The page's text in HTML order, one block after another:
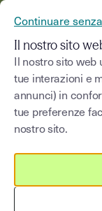
Elenco
Continuare
Il nostro sito
Il nostro sito web
tue interazioni e
annunci) in
tue preferenze
nostro sito.